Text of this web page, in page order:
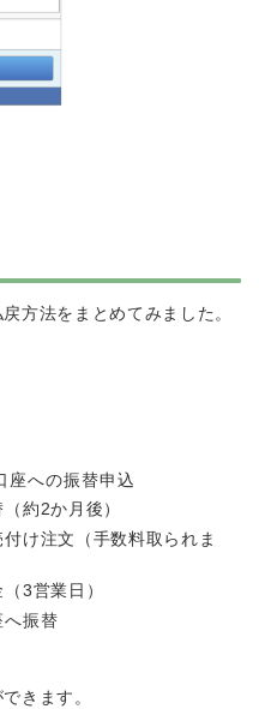
方法をまとめてみました。
座への振替申込
約2か月後）
け注文（ 手数料取られま
3営業日）
へ振替
きます。